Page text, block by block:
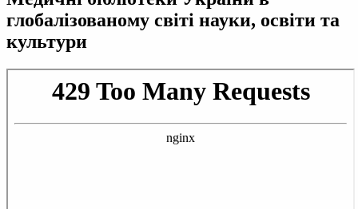
глобалізованому світі науки, освіти та
культури